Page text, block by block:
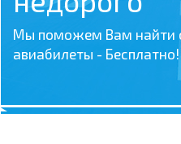
Мы поможем Вам найти
авиабилеты - Бесплатно!